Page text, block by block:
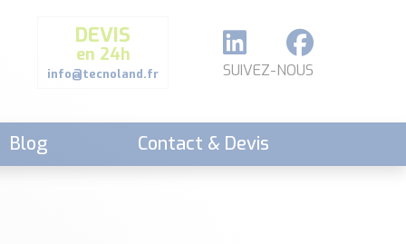
DEVIS
en 24h
info@tecnoland.fr SUIVEZ-NOUS
Blog Contact & Devis